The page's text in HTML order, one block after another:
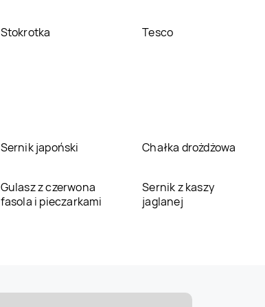
Stokrotka Tesco
Sernik japoński Chałka drożdżowa
Gulasz z czerwona
fasola i pieczarkami
Sernik z kaszy
jaglanej